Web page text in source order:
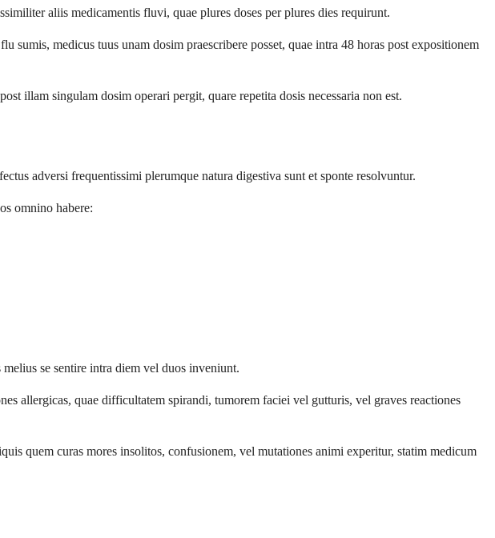
aliis medicamentis fluvi, quae plures doses per plures dies requirunt.
medicus tuus unam dosim praescribere posset, quae intra 48 horas post expositionem
illam singulam dosim operari pergit, quare repetita dosis necessaria non est.
adversi frequentissimi plerumque natura digestiva sunt et sponte resolvuntur.
omnino habere:
se sentire intra diem vel duos inveniunt.
allergicas, quae difficultatem spirandi, tumorem faciei vel gutturis, vel graves reactiones
quem curas mores insolitos, confusionem, vel mutationes animi experitur, statim medicum